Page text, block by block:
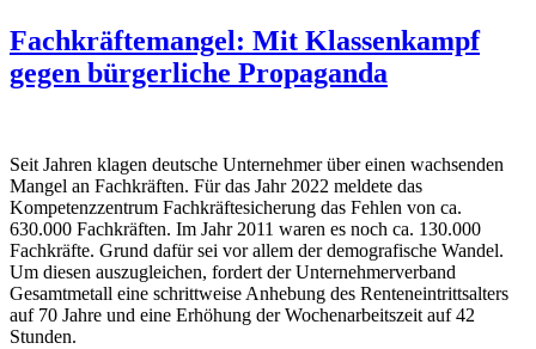
Fachkräftemangel: Mit Klassenkampf
gegen bürgerliche Propaganda
Seit Jahren klagen deutsche Unternehmer über einen wachsenden
Mangel an Fachkräften. Für das Jahr 2022 meldete das
Kompetenzzentrum Fachkräftesicherung das Fehlen von ca.
630.000 Fachkräften. Im Jahr 2011 waren es noch ca. 130.000
Fachkräfte. Grund dafür sei vor allem der demografische Wandel.
Um diesen auszugleichen, fordert der Unternehmerverband
Gesamtmetall eine schrittweise Anhebung des Renteneintrittsalters
auf 70 Jahre und eine Erhöhung der Wochenarbeitszeit auf 42
Stunden.